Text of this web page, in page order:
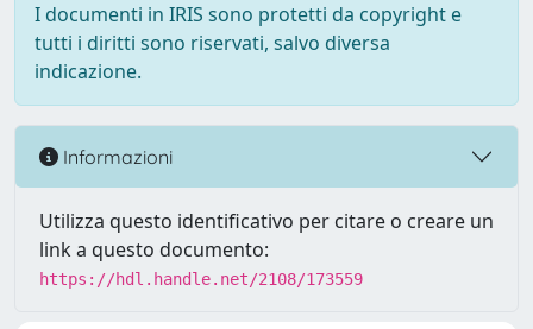
I documenti in IRIS sono protetti da copyright e
tutti i diritti sono riservati, salvo diversa
indicazione.
Informazioni
Utilizza questo identificativo per citare o creare un
link a questo documento:
https://hdl.handle.net/2108/173559